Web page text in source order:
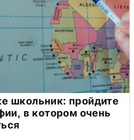
школьник: пройдите
в котором очень